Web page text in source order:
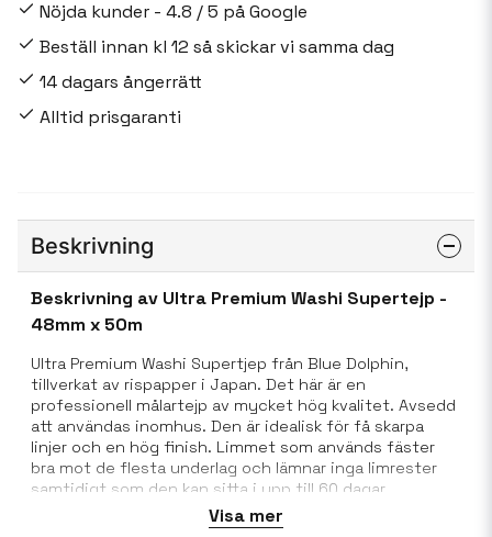
Nöjda kunder - 4.8 / 5 på Google
Beställ innan kl 12 så skickar vi samma dag
14 dagars ångerrätt
Alltid prisgaranti
Beskrivning
Beskrivning av Ultra Premium Washi Supertejp -
48mm x 50m
Ultra Premium Washi Supertjep från Blue Dolphin,
tillverkat av rispapper i Japan. Det här är en
professionell målartejp av mycket hög kvalitet. Avsedd
att användas inomhus. Den är idealisk för få skarpa
linjer och en hög finish. Limmet som används fäster
bra mot de flesta underlag och lämnar inga limrester
samtidigt som den kan sitta i upp till 60 dagar.
Varje rulle är individuellt inlindad med med krympplast
Visa mer